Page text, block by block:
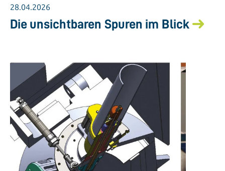
28.04.2026
Die unsichtbaren Spuren im Blick